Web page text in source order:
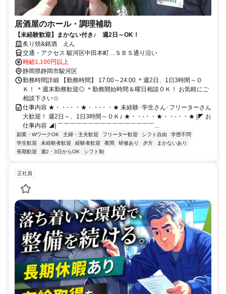
居酒屋のホール・調理補助
【未経験歓迎】まかない付き♪ 週2日～OK！
炙り焼&銘酒 えん
交通・アクセス 駿河区中田本町…ＳＢＳ通り沿い
時給1,100円以上
静岡県静岡市駿河区
勤務時間詳細 【勤務時間】 17:00～24:00 ＊週2日、1日3時間～Ｏ
Ｋ！ ＊週末勤務歓迎◎ ＊勤務開始時間＆曜日相談ＯＫ！ お気軽にご
相談下さい☆
仕事内容 ★・・-・・★・・-・・★ 未経験･学生さん･フリーターさん
大歓迎！ 週2日～、1日3時間～ＯＫ♪ ★・・-・・★・・-・・★ |◤ お
仕事内容 ◢| ￣￣￣￣￣￣￣￣￣￣￣￣￣￣￣￣...
副業・WワークOK 主婦・主夫歓迎 フリーター歓迎 シフト自由
学歴不問
学生歓迎
未経験者歓迎 経験者歓迎 夜間 研修あり 夕方
まかないあり
長期歓迎
週2・3日からOK シフト制
正社員